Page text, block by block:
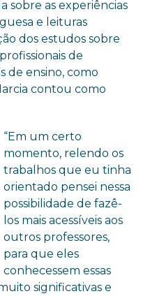
sobre as experiências
e leituras
dos estudos sobre
de
de ensino, como
contou como
“Em um certo
momento, relendo os
trabalhos que eu tinha
orientado pensei nessa
possibilidade de fazê-
los mais acessíveis aos
outros professores,
para que eles
conhecessem essas
significativas e